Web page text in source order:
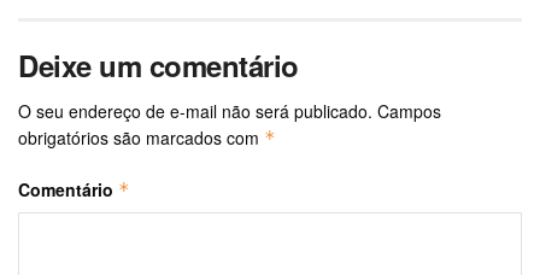
Deixe um comentário
O seu endereço de e-mail não será publicado. Campos
obrigatórios são marcados com *
Comentário *